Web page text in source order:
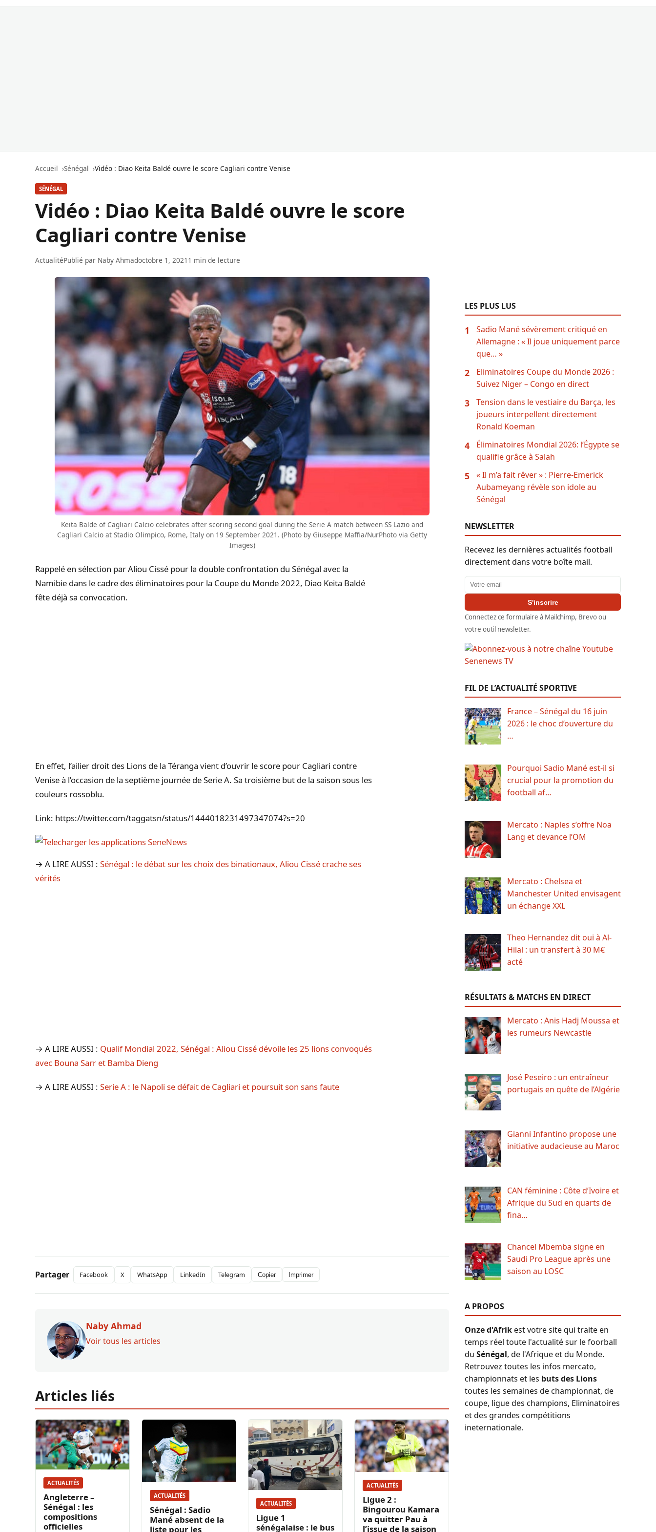
Accueil Sénégal Vidéo : Diao Keita Baldé ouvre le score Cagliari contre Venise
SÉNÉGAL
Vidéo : Diao Keita Baldé ouvre le score
Cagliari contre Venise
ActualitéPublié par Naby Ahmadoctobre 1, 2021 1 min de lecture
Keita Balde of Cagliari Calcio celebrates after scoring second goal during the Serie A match between SS Lazio and
Cagliari Calcio at Stadio Olimpico, Rome, Italy on 19 September 2021. (Photo by Giuseppe Maffia/NurPhoto via Getty
Images)
Rappelé en sélection par Aliou Cissé pour la double confrontation du Sénégal avec la
Namibie dans le cadre des éliminatoires pour la Coupe du Monde 2022, Diao Keita Baldé
fête déjà sa convocation.
En effet, l’ailier droit des Lions de la Téranga vient d’ouvrir le score pour Cagliari contre
Venise à l’occasion de la septième journée de Serie A. Sa troisième but de la saison sous les
couleurs rossoblu.
Link: https://twitter.com/taggatsn/status/1444018231497347074?s=20
→ A LIRE AUSSI : Sénégal : le débat sur les choix des binationaux, Aliou Cissé crache ses
vérités
→ A LIRE AUSSI : Qualif Mondial 2022, Sénégal : Aliou Cissé dévoile les 25 lions convoqués
avec Bouna Sarr et Bamba Dieng
→ A LIRE AUSSI : Serie A : le Napoli se défait de Cagliari et poursuit son sans faute
Partager Facebook X WhatsApp LinkedIn Telegram Copier Imprimer
Naby Ahmad
Voir tous les articles
Articles liés
ACTUALITÉS
Angleterre –
Sénégal : les
compositions
officielles
ACTUALITÉS
Sénégal : Sadio
Mané absent de la
liste pour les
ACTUALITÉS
Ligue 1
sénégalaise : le bus
ACTUALITÉS
Ligue 2 :
Bingourou Kamara
va quitter Pau à
l’issue de la saison
LES PLUS LUS
1
Sadio Mané sévèrement critiqué en
Allemagne : « Il joue uniquement parce
que… »
2
Eliminatoires Coupe du Monde 2026 :
Suivez Niger – Congo en direct
3
Tension dans le vestiaire du Barça, les
joueurs interpellent directement
Ronald Koeman
4
Éliminatoires Mondial 2026: l’Égypte se
qualifie grâce à Salah
5
« Il m’a fait rêver » : Pierre-Emerick
Aubameyang révèle son idole au
Sénégal
NEWSLETTER
Recevez les dernières actualités football
directement dans votre boîte mail.
Adresse email
S'inscrire
Connectez ce formulaire à Mailchimp, Brevo ou
votre outil newsletter.
FIL DE L’ACTUALITÉ SPORTIVE
France – Sénégal du 16 juin
2026 : le choc d’ouverture du
…
Pourquoi Sadio Mané est-il si
crucial pour la promotion du
football af…
Mercato : Naples s’offre Noa
Lang et devance l’OM
Mercato : Chelsea et
Manchester United envisagent
un échange XXL
Theo Hernandez dit oui à Al-
Hilal : un transfert à 30 M€
acté
RÉSULTATS & MATCHS EN DIRECT
Mercato : Anis Hadj Moussa et
les rumeurs Newcastle
José Peseiro : un entraîneur
portugais en quête de l’Algérie
Gianni Infantino propose une
initiative audacieuse au Maroc
CAN féminine : Côte d’Ivoire et
Afrique du Sud en quarts de
fina…
Chancel Mbemba signe en
Saudi Pro League après une
saison au LOSC
A PROPOS
Onze d'Afrikest votre site qui traite en
temps réel toute l'actualité sur le foorball
du Sénégal, de l'Afrique et du Monde.
Retrouvez toutes les infos mercato,
championnats et les buts des Lions
toutes les semaines de championnat, de
coupe, ligue des champions, Eliminatoires
et des grandes compétitions
ineternationale.